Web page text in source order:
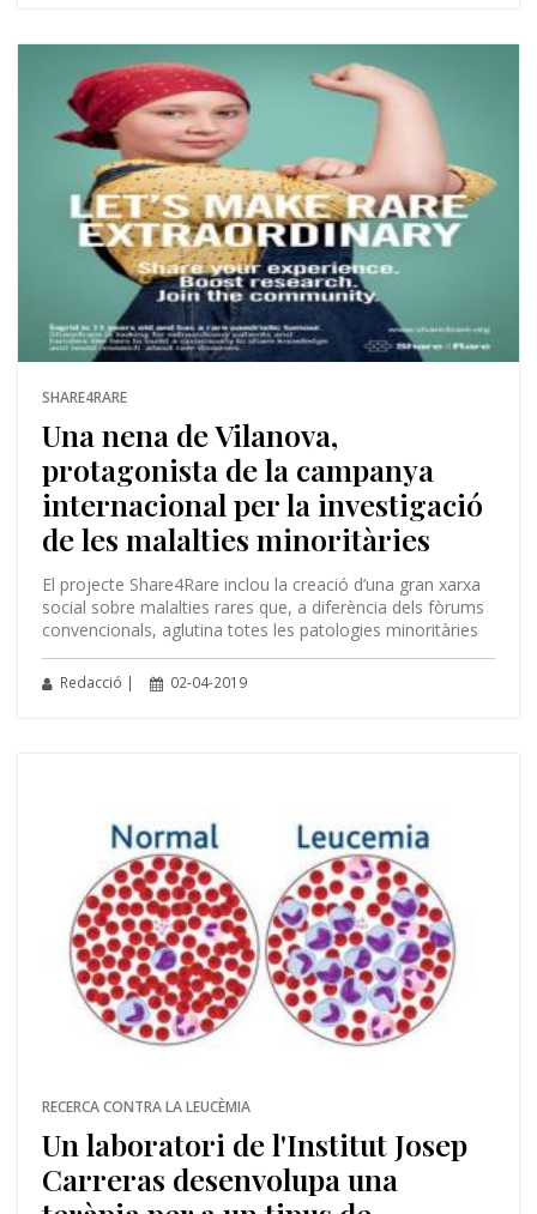
SHARE4RARE
Una nena de Vilanova,
protagonista de la campanya
internacional per la investigació
de les malalties minoritàries
El projecte Share4Rare inclou la creació d’una gran xarxa
social sobre malalties rares que, a diferència dels fòrums
convencionals, aglutina totes les patologies minoritàries
Redacció | 02-04-2019
RECERCA CONTRA LA LEUCÈMIA
Un laboratori de l'Institut Josep
Carreras desenvolupa una